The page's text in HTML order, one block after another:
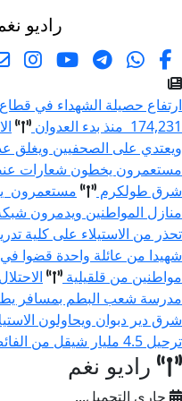
راديو
174,231 منذ بدء العدوان
ويعتدي على الصحفيين ويغلق
مستعمرون يخطون شعارات
شرق طولكرم
مستعمرون
منازل المواطنين ويدمرون
تحذر من الاستيلاء على كلية
شهيدا من عائلة واحدة قضوا في
مواطنين من قلقيلية
مدرسة شعب البطم بمسافر
شرق دير دبوان ويحاولون
ترحيل 4.5 مليار شيقل من الفائض لدى البنوك الفلسطينية
راديو نغم
جاري التحميل...